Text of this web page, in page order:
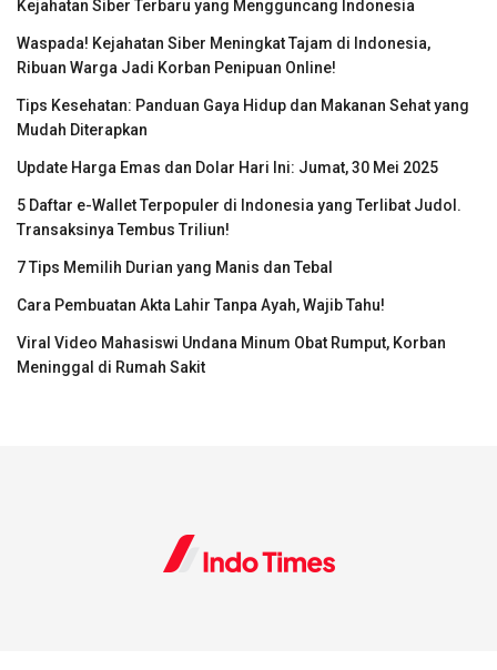
Kejahatan Siber Terbaru yang Mengguncang Indonesia
Waspada! Kejahatan Siber Meningkat Tajam di Indonesia,
Ribuan Warga Jadi Korban Penipuan Online!
Tips Kesehatan: Panduan Gaya Hidup dan Makanan Sehat yang
Mudah Diterapkan
Update Harga Emas dan Dolar Hari Ini: Jumat, 30 Mei 2025
5 Daftar e-Wallet Terpopuler di Indonesia yang Terlibat Judol.
Transaksinya Tembus Triliun!
7 Tips Memilih Durian yang Manis dan Tebal
Cara Pembuatan Akta Lahir Tanpa Ayah, Wajib Tahu!
Viral Video Mahasiswi Undana Minum Obat Rumput, Korban
Meninggal di Rumah Sakit